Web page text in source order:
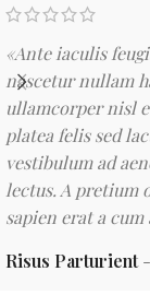
«Ante iaculis
nascetur nullam
ullamcorper nisl
platea felis sed
vestibulum ad
lectus. A pretium
sapien erat a
Risus Parturient